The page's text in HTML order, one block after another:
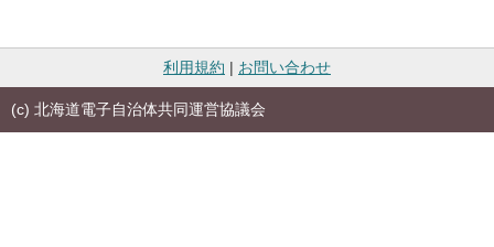
利用規約 | お問い合わせ
(c) 北海道電子自治体共同運営協議会